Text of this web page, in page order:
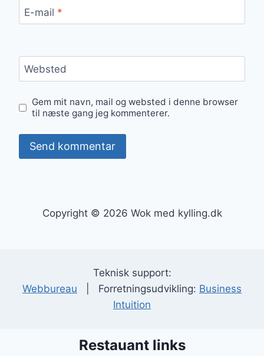
E-mail *
Websted
Gem mit navn, mail og websted i denne browser
til næste gang jeg kommenterer.
Copyright © 2026 Wok med kylling.dk
Teknisk support:
Webbureau | Forretningsudvikling: Business
Intuition
Restauant links